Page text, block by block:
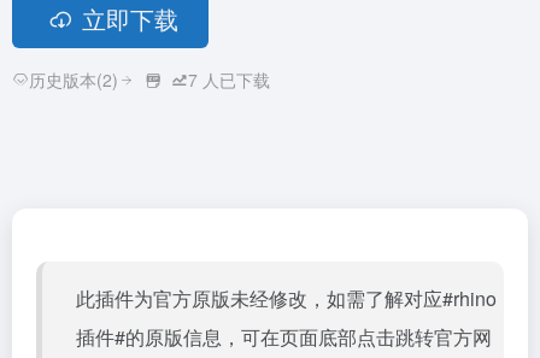
立即下载
历史版本(2) 7 人已下载
此插件为官方原版未经修改，如需了解对应#rhino
插件#的原版信息，可在页面底部点击跳转官方网